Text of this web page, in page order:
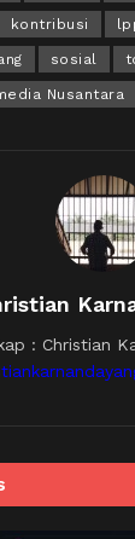
kontribusi
sosial
Nusantara
: Christian